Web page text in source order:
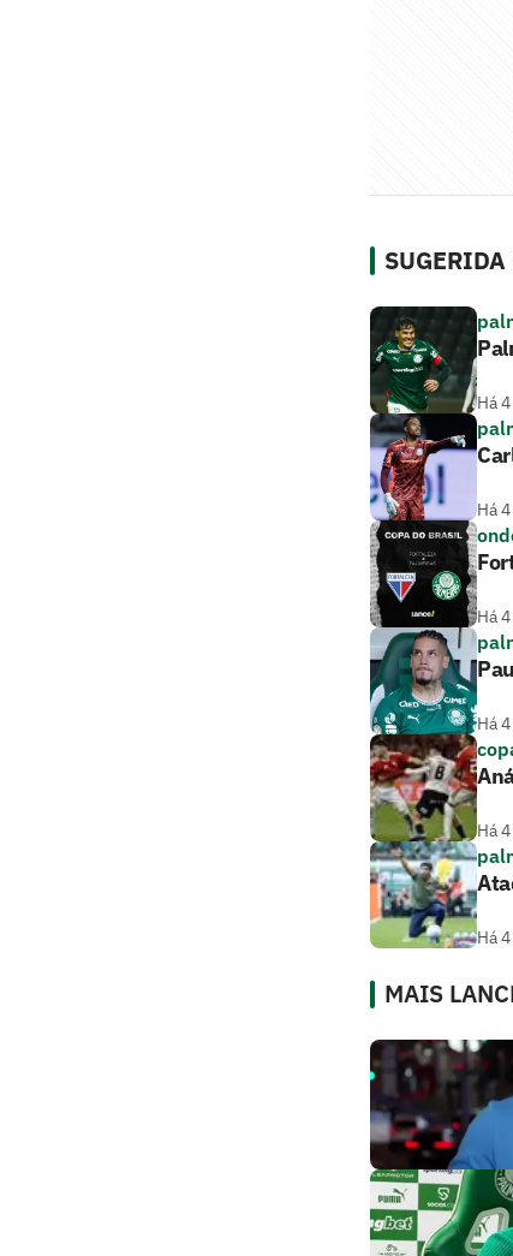
SUGERIDA
Há
Há
Há
Há
Há
Há
MAIS